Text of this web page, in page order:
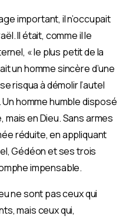
important, il n’occupait
Il était, comme il le
« le plus petit de la
un homme sincère d’une
risqua à démolir l’autel
Un homme humble disposé
en Dieu. Sans armes
réduite, en appliquant
Gédéon et ses trois
impensable.
ne sont pas ceux qui
mais ceux qui,